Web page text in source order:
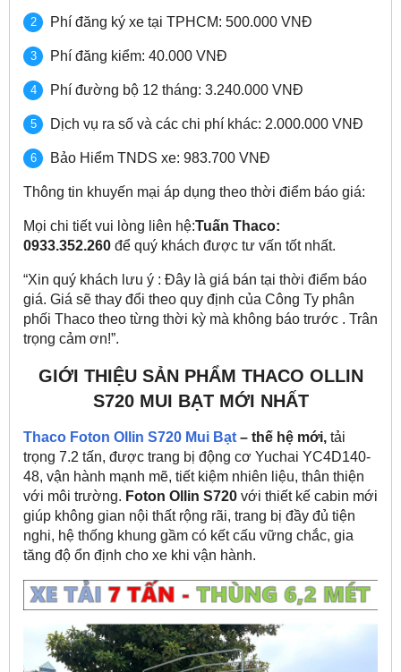
Phí đăng ký xe tại TPHCM: 500.000 VNĐ
Phí đăng kiểm: 40.000 VNĐ
Phí đường bộ 12 tháng: 3.240.000 VNĐ
Dịch vụ ra số và các chi phí khác: 2.000.000 VNĐ
Bảo Hiểm TNDS xe: 983.700 VNĐ
Thông tin khuyến mại áp dụng theo thời điểm báo giá:
Mọi chi tiết vui lòng liên hệ:Tuấn Thaco:
0933.352.260 để quý khách được tư vấn tốt nhất.
“Xin quý khách lưu ý : Đây là giá bán tại thời điểm báo
giá. Giá sẽ thay đổi theo quy định của Công Ty phân
phối Thaco theo từng thời kỳ mà không báo trước . Trân
trọng cảm ơn!”.
GIỚI THIỆU SẢN PHẨM THACO OLLIN
S720 MUI BẠT MỚI NHẤT
Thaco Foton Ollin S720 Mui Bạt – thế hệ mới, tải
trọng 7.2 tấn, được trang bị động cơ Yuchai YC4D140-
48, vận hành mạnh mẽ, tiết kiệm nhiên liệu, thân thiện
với môi trường. Foton Ollin S720 với thiết kế cabin mới
giúp không gian nội thất rộng rãi, trang bị đầy đủ tiện
nghi, hệ thống khung gầm có kết cấu vững chắc, gia
tăng độ ổn định cho xe khi vận hành.